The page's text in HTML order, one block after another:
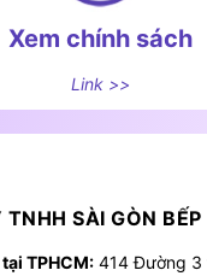
Xem chính sách
Link >>
TNHH SÀI GÒN BẾP
TPHCM:414 Đường 3